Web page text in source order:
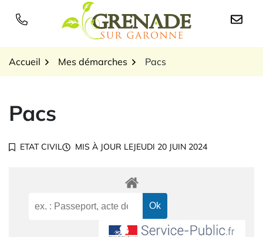
Logo Grenade sur
Accueil Mes démarches Pacs
Pacs
ETAT CIVIL MIS À JOUR LEJEUDI 20 JUIN 2024